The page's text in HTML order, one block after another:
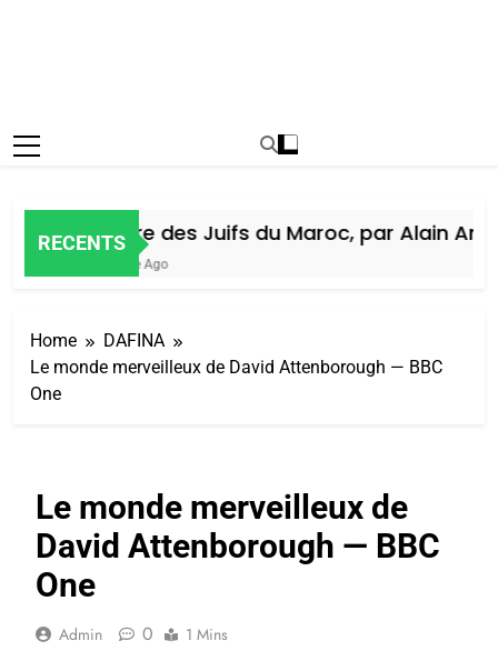
RECENTS
Histoire des Juifs du Maroc, par Alain Amiel
1 Semaine Ago
Home
DAFINA
Le monde merveilleux de David Attenborough — BBC
One
Le monde merveilleux de
David Attenborough — BBC
One
Admin 0 1 Mins